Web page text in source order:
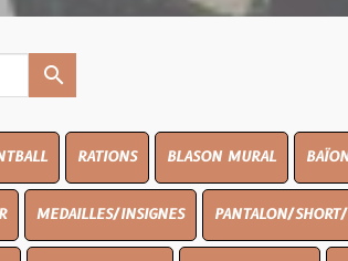
BLASON MURAL BAÏONNETTES
INSIGNES PANTALON/SHORT/BERMUDA